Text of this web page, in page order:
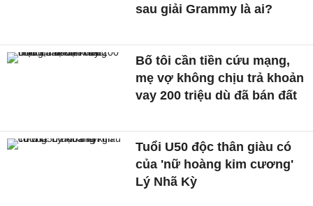
sau giải Grammy là ai?
Bố tôi cần tiền cứu mạng,
mẹ vợ không chịu trả khoản
vay 200 triệu dù đã bán đất
Tuổi U50 độc thân giàu có
của 'nữ hoàng kim cương'
Lý Nhã Kỳ